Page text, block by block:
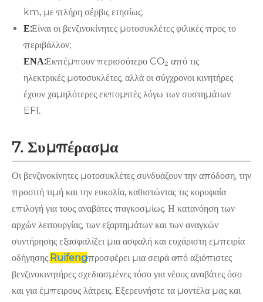
km, με πλήρη σέρβις ετησίως.
Ε:Είναι οι βενζινοκίνητες μοτοσυκλέτες φιλικές προς το
περιβάλλον;
ΕΝΑ:Εκπέμπουν περισσότερο CO₂ από τις
ηλεκτρικές μοτοσυκλέτες, αλλά οι σύγχρονοι κινητήρες
έχουν χαμηλότερες εκπομπές λόγω των συστημάτων
EFI.
7. Συμπέρασμα
Οι βενζινοκίνητες μοτοσυκλέτες συνδυάζουν την απόδοση, την
προσιτή τιμή και την ευκολία, καθιστώντας τις κορυφαία
επιλογή για τους αναβάτες παγκοσμίως. Η κατανόηση των
αρχών λειτουργίας, των εξαρτημάτων και των αναγκών
συντήρησης εξασφαλίζει μια ασφαλή και ευχάριστη εμπειρία
οδήγησης.Ruifengπροσφέρει μια σειρά από αξιόπιστες
βενζινοκινητήρες σχεδιασμένες τόσο για νέους αναβάτες όσο
και για έμπειρους λάτρεις. Εξερευνήστε τα μοντέλα μας και